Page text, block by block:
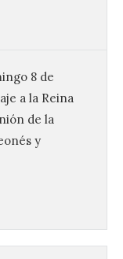
8 de
a la Reina
de la
y